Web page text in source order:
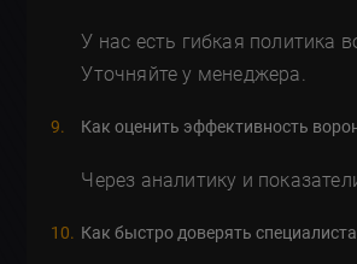
У нас есть гибкая политика
Уточняйте у менеджера.
Как оценить эффективность
Через аналитику и
Как быстро доверять